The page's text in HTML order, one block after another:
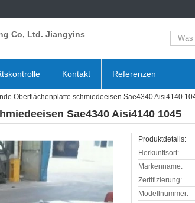
Co, Ltd. Jiangyins
Kontakt Referenzen
Oberflächenplatte schmiedeeisen Sae4340 Aisi4140
Sae4340 Aisi4140 1045
Produktdetails:
Herkunftsort:
Markenname:
Zertifizierung:
Modellnummer: